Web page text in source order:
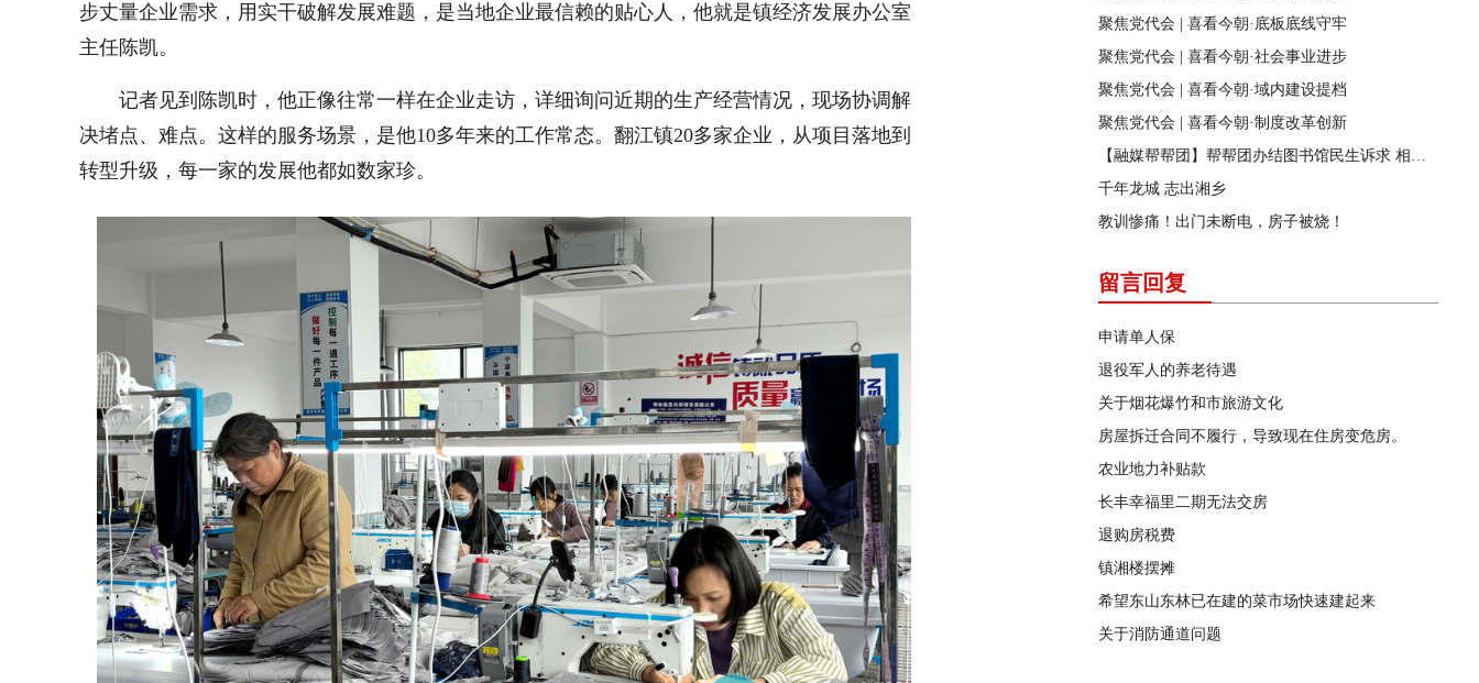
步丈量企业需求，用实干破解发展难题，是当地企业最信赖的贴心人，他就是镇经济发展办公室
主任陈凯。
记者见到陈凯时，他正像往常一样在企业走访，详细询问近期的生产经营情况，现场协调解
决堵点、难点。这样的服务场景，是他10多年来的工作常态。翻江镇20多家企业，从项目落地到
转型升级，每一家的发展他都如数家珍。
聚焦党代会 | 喜看今朝·底板底线守牢
聚焦党代会 | 喜看今朝·社会事业进步
聚焦党代会 | 喜看今朝·域内建设提档
聚焦党代会 | 喜看今朝·制度改革创新
【融媒帮帮团】帮帮团办结图书馆民生诉求 相关部门迅速行动 改善市民阅读环境
千年龙城 志出湘乡
教训惨痛！出门未断电，房子被烧！
留言回复
申请单人保
退役军人的养老待遇
关于烟花爆竹和市旅游文化
房屋拆迁合同不履行，导致现在住房变危房。
农业地力补贴款
长丰幸福里二期无法交房
退购房税费
镇湘楼摆摊
希望东山东林已在建的菜市场快速建起来
关于消防通道问题